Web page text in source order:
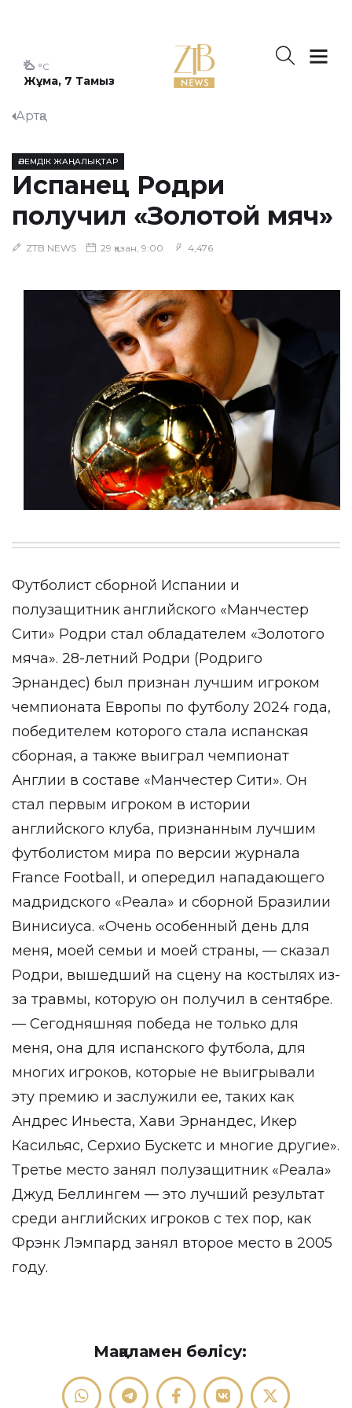
Жұма, 7 Тамыз
°C
Артқа
ӘЛЕМДІК ЖАҢАЛЫҚТАР
Испанец Родри
получил «Золотой мяч»
ZTB NEWS 29 қазан, 9:00 4,476
Футболист сборной Испании и
полузащитник английского «Манчестер
Сити» Родри стал обладателем «Золотого
мяча». 28-летний Родри (Родриго
Эрнандес) был признан лучшим игроком
чемпионата Европы по футболу 2024 года,
победителем которого стала испанская
сборная, а также выиграл чемпионат
Англии в составе «Манчестер Сити». Он
стал первым игроком в истории
английского клуба, признанным лучшим
футболистом мира по версии журнала
France Football, и опередил нападающего
мадридского «Реала» и сборной Бразилии
Винисиуса. «Очень особенный день для
меня, моей семьи и моей страны, — сказал
Родри, вышедший на сцену на костылях из-
за травмы, которую он получил в сентябре.
— Сегодняшняя победа не только для
меня, она для испанского футбола, для
многих игроков, которые не выигрывали
эту премию и заслужили ее, таких как
Андрес Иньеста, Хави Эрнандес, Икер
Касильяс, Серхио Бускетс и многие другие».
Третье место занял полузащитник «Реала»
Джуд Беллингем — это лучший результат
среди английских игроков с тех пор, как
Фрэнк Лэмпард занял второе место в 2005
году.
Мақаламен бөлісу: